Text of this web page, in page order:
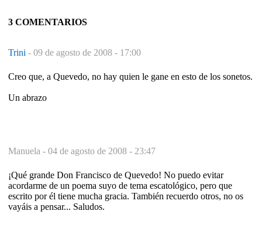
3 COMENTARIOS
Trini - 09 de agosto de 2008 - 17:00
Creo que, a Quevedo, no hay quien le gane en esto de los sonetos.
Un abrazo
Manuela - 04 de agosto de 2008 - 23:47
¡Qué grande Don Francisco de Quevedo! No puedo evitar
acordarme de un poema suyo de tema escatológico, pero que
escrito por él tiene mucha gracia. También recuerdo otros, no os
vayáis a pensar... Saludos.